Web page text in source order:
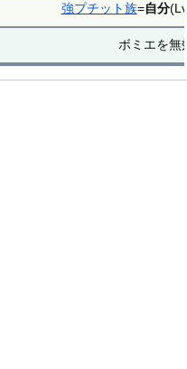
強プチット族=自分
ボミエを無